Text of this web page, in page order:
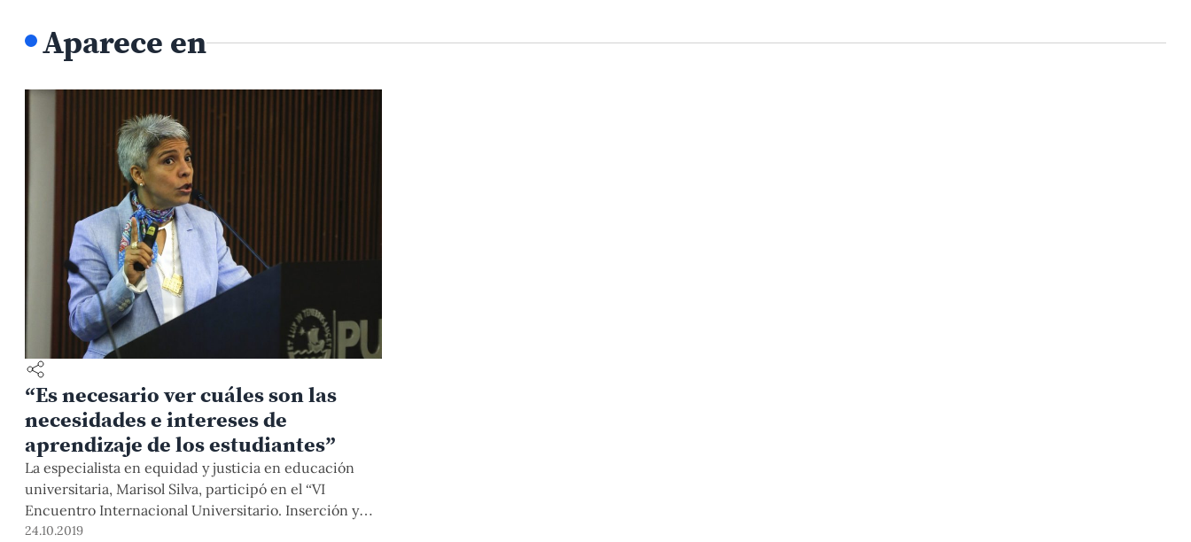
Aparece en
“Es necesario ver cuáles son las
necesidades e intereses de
aprendizaje de los estudiantes”
La especialista en equidad y justicia en educación
universitaria, Marisol Silva, participó en el “VI
Encuentro Internacional Universitario. Inserción y
permanencia estudiantil en la educación superior”,
24.10.2019